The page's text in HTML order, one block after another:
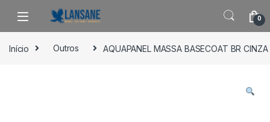
Saltar para navegação
Pular para o conteúdo
0
Início Outros AQUAPANEL MASSA BASECOAT BR